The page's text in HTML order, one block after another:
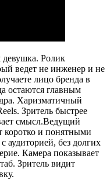
Ролик
ведет не инженер и не
лицо бренда в
остаются главным
Харизматичный
Зритель быстрее
смысл.​Ведущий
коротко и понятными
аудиторией, без долгих
Камера показывает
Зритель видит